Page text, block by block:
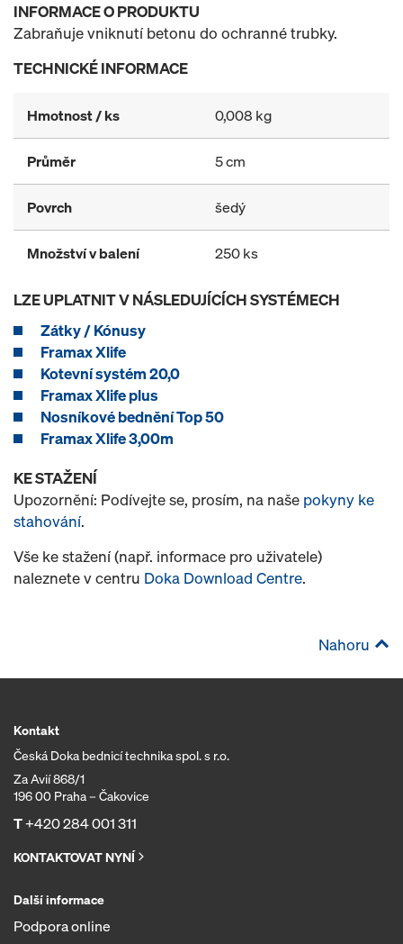
INFORMACE O PRODUKTU
Zabraňuje vniknutí betonu do ochranné trubky.
TECHNICKÉ INFORMACE
Hmotnost / ks 0,008 kg
Průměr 5 cm
Povrch šedý
Množství v balení 250 ks
LZE UPLATNIT V NÁSLEDUJÍCÍCH SYSTÉMECH
Zátky / Kónusy
Framax Xlife
Kotevní systém 20,0
Framax Xlife plus
Nosníkové bednění Top 50
Framax Xlife 3,00m
KE STAŽENÍ
Upozornění: Podívejte se, prosím, na naše pokyny ke
stahování.
Vše ke stažení (např. informace pro uživatele)
naleznete v centru Doka Download Centre.
Nahoru
Kontakt
Česká Doka bednicí technika spol. s r.o.
Za Avií 868/1
196 00 Praha – Čakovice
T+420 284 001 311
KONTAKTOVAT NYNÍ
Další informace
Podpora online